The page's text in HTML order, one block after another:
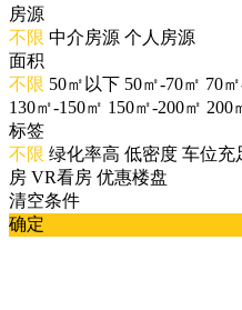
房源
不限 中介房源 个人房源
面积
不限 50㎡以下 50㎡-70㎡ 70
130㎡-150㎡ 150㎡-200㎡ 200
标签
不限 绿化率高 低密度 车位充
房 VR看房 优惠楼盘
清空条件
确定